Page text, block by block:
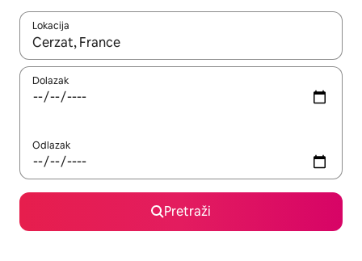
Lokacija
Kada budu dostupni rezultati, moći ćete ih pregledati
Dolazak
Odlazak
Pretraži